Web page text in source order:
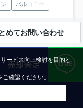
バルコニー
ボックスを利用すれば
。通話ボタンを...もっと
めてお問い合わせ
売却査定
ービス向上検討を目的と
ご確認ください。